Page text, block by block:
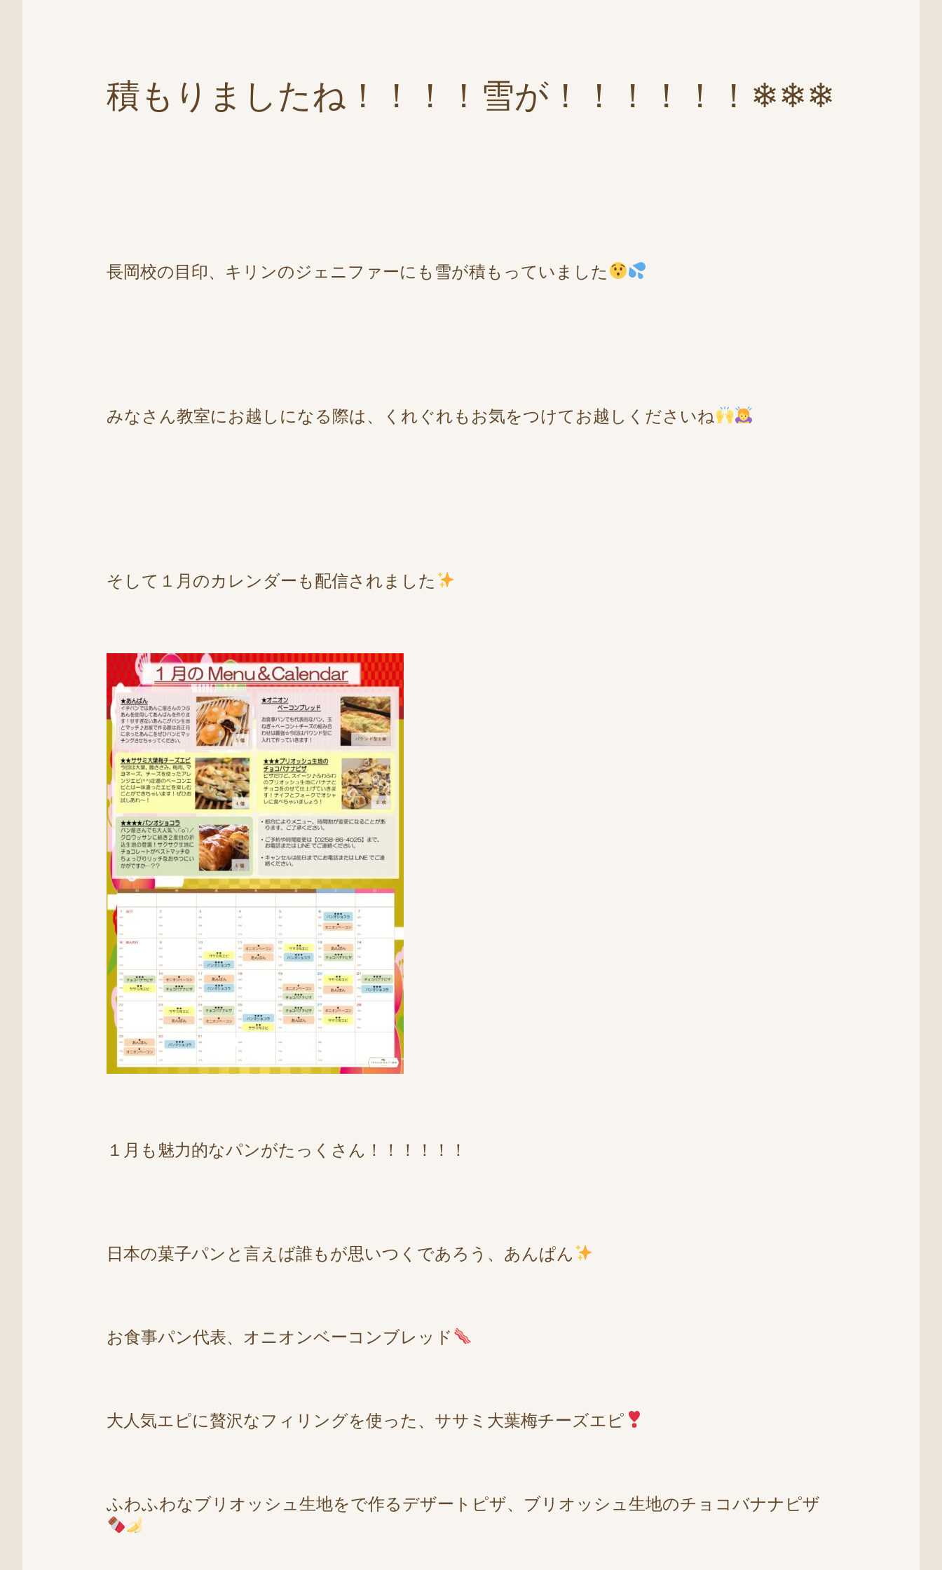
積もりましたね！！！！雪が！！！！！！❄❄❄
長岡校の目印、キリンのジェニファーにも雪が積もっていました
みなさん教室にお越しになる際は、くれぐれもお気をつけてお越しくださいね
そして１月のカレンダーも配信されました
１月も魅力的なパンがたっくさん！！！！！！
日本の菓子パンと言えば誰もが思いつくであろう、あんぱん
お食事パン代表、オニオンベーコンブレッド
大人気エピに贅沢なフィリングを使った、ササミ大葉梅チーズエピ
ふわふわなブリオッシュ生地をで作るデザートピザ、ブリオッシュ生地のチョコバナナピザ